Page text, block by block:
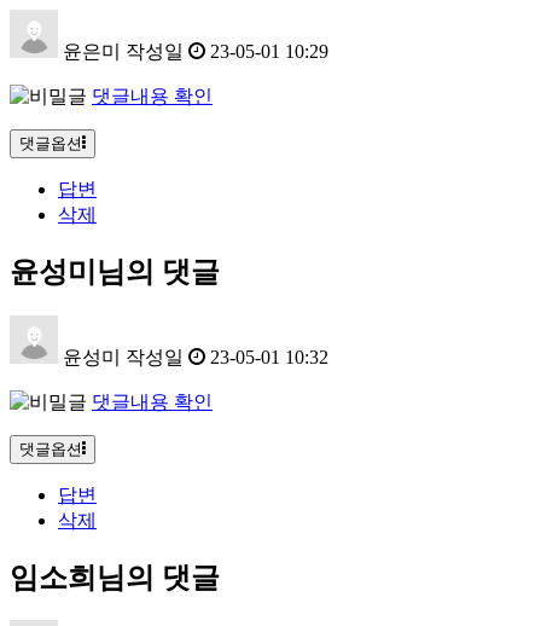
윤은미 작성일 23-05-01 10:29
댓글내용 확인
댓글옵션
답변
삭제
윤성미님의 댓글
윤성미 작성일 23-05-01 10:32
댓글내용 확인
댓글옵션
답변
삭제
임소희님의 댓글